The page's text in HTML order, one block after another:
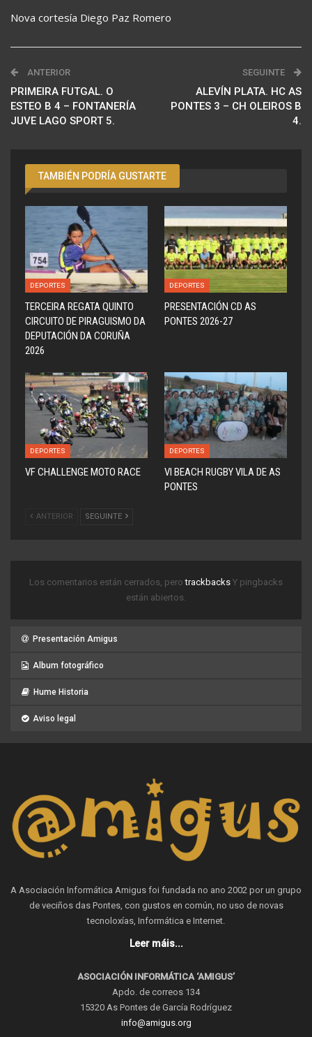
Nova cortesía Diego Paz Romero
ANTERIOR
PRIMEIRA FUTGAL. O
ESTEO B 4 – FONTANERÍA
JUVE LAGO SPORT 5.
SEGUINTE
ALEVÍN PLATA. HC AS
PONTES 3 – CH OLEIROS B
4.
TAMBIÉN PODRÍA GUSTARTE
DEPORTES
TERCEIRA REGATA QUINTO
CIRCUITO DE PIRAGUISMO DA
DEPUTACIÓN DA CORUÑA
2026
DEPORTES
PRESENTACIÓN CD AS
PONTES 2026-27
DEPORTES
VF CHALLENGE MOTO RACE
DEPORTES
VI BEACH RUGBY VILA DE AS
PONTES
ANTERIOR SEGUINTE
Los comentarios están cerrados, perotrackbacks Y pingbacks
están abiertos.
Presentación Amigus
Album fotográfico
Hume Historia
Aviso legal
A Asociación Informática Amigus foi fundada no ano 2002 por un grupo
de veciños das Pontes, con gustos en común, no uso de novas
tecnoloxías, Informática e Internet.
Leer máis...
ASOCIACIÓN INFORMÁTICA ‘AMIGUS’
Apdo. de correos 134
15320 As Pontes de García Rodríguez
info@amigus.org